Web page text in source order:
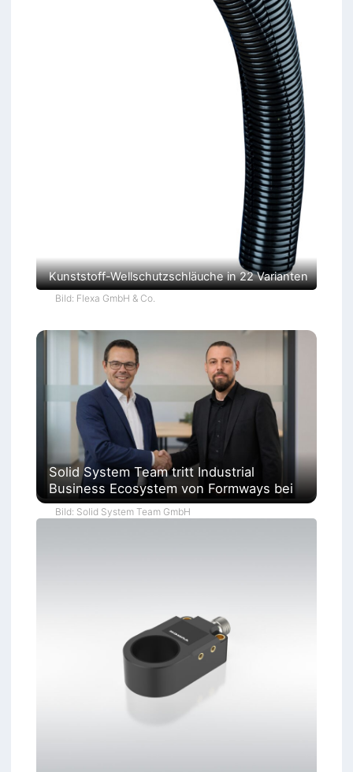
Kunststoff-Wellschutzschläuche in 22 Varianten
Bild: Flexa GmbH & Co.
Solid System Team tritt Industrial
Business Ecosystem von Formways bei
Bild: Solid System Team GmbH